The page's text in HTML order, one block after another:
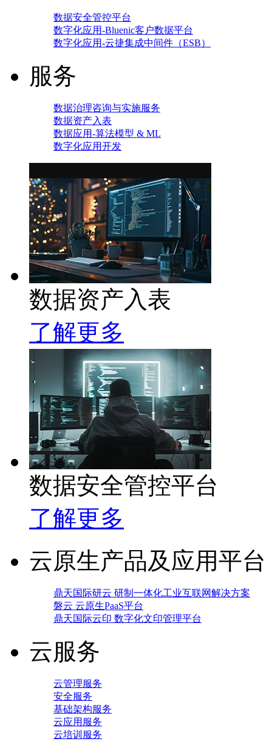
数据安全管控平台
数字化应用-Bluenic客户数据平台
数字化应用-云捷集成中间件（ESB）
服务
数据治理咨询与实施服务
数据资产入表
数据应用-算法模型 & ML
数字化应用开发
数据资产入表
了解更多
数据安全管控平台
了解更多
云原生产品及应用平台
鼎天国际研云 研制一体化工业互联网解决方案
磐云 云原生PaaS平台
鼎天国际云印 数字化文印管理平台
云服务
云管理服务
安全服务
基础架构服务
云应用服务
云培训服务